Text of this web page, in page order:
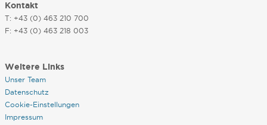
Kontakt
T: +43 (0) 463 210 700
F: +43 (0) 463 218 003
Weitere Links
Unser Team
Datenschutz
Cookie-Einstellungen
Impressum